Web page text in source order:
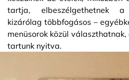
tartja, elbeszélgethetnek a
kizárólag többfogásos –
menüsorok közül
tartunk nyitva.